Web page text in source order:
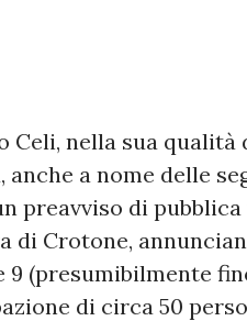
Celi, nella sua
anche a nome delle
preavviso di
di Crotone,
9 (presumibilmente
di circa 50